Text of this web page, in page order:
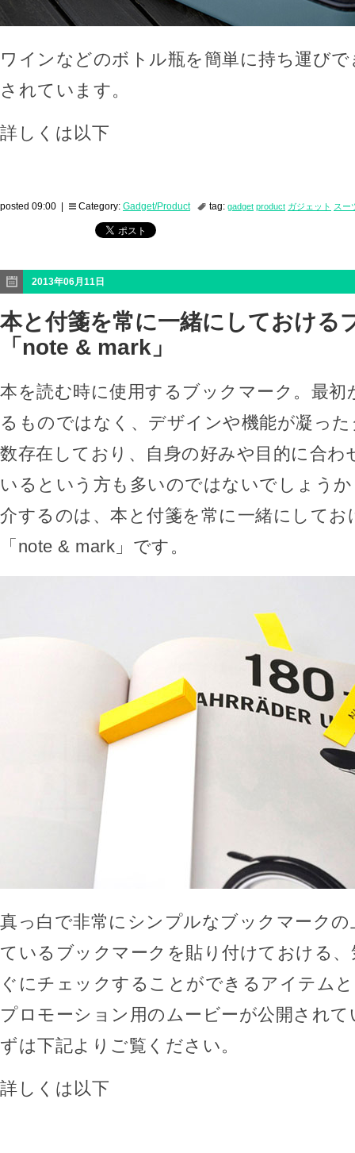
ワインなどのボトル瓶を簡単に持ち運び
されています。
詳しくは以下
posted 09:00 | Category: Gadget/Product tag: gadget product ガジェット スー
2013年06月11日
本と付箋を常に一緒にしておける
「note & mark」
本を読む時に使用するブックマーク。最初
るものではなく、デザインや機能が凝っ
数存在しており、自身の好みや目的に合わ
いるという方も多いのではないでしょう
介するのは、本と付箋を常に一緒にして
「note & mark」です。
真っ白で非常にシンプルなブックマーク
ているブックマークを貼り付けておける
ぐにチェックすることができるアイテム
プロモーション用のムービーが公開され
ずは下記よりご覧ください。
詳しくは以下